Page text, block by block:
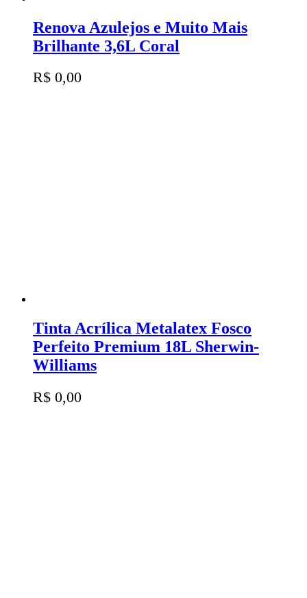
Renova Azulejos e Muito Mais
Brilhante 3,6L Coral
R$ 0,00
Tinta Acrílica Metalatex Fosco
Perfeito Premium 18L Sherwin-
Williams
R$ 0,00